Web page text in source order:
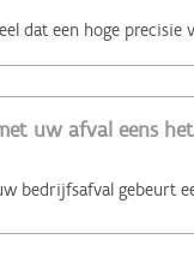
uw afval eens